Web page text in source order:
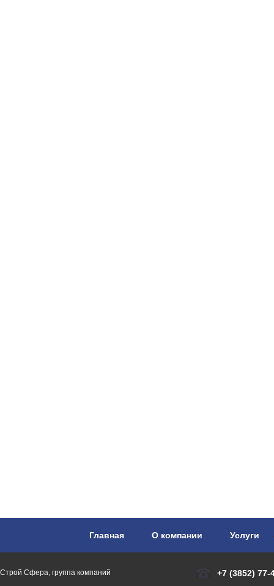
Главная - О компании - Услуги -
Строй Сфера, группа компаний +7 (3852) 77-